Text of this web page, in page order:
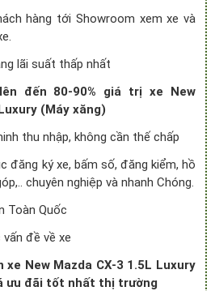
hàng tới Showroom xem xe và
lãi suất thấp nhất
đến 80-90% giá trị xe New
(Máy xăng)
thu nhập, không cần thế chấp
đăng ký xe, bấm số, đăng kiểm, hồ
chuyên nghiệp và nhanh Chóng.
Toàn Quốc
đề về xe
New Mazda CX-3 1.5L Luxury
ưu đãi tốt nhất thị trường